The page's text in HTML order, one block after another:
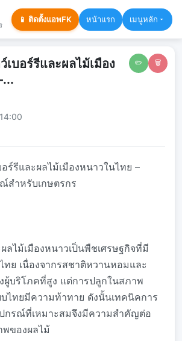
📱 ติดตั้งแอพFK หน้าแรก เมนูหลัก
✏️ 🗑️
เบอร์รีและผลไม้เมือง
ร์รีและผลไม้เมืองหนาวในไทย –
สำหรับเกษตรกร
ลไม้เมืองหนาวเป็นพืชเศรษฐกิจที่มี
ทย เนื่องจากรสชาติหวานหอมและ
ผู้บริโภคที่สูง แต่การปลูกในสภาพ
ไทยมีความท้าทาย ดังนั้นเทคนิคการ
กรณ์ที่เหมาะสมจึงมีความสำคัญต่อ
ของผลไม้